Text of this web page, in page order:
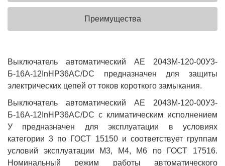
Преимущества
Выключатель автоматический АЕ 2043М-120-00У3-
Б-16А-12InНР36AC/DC предназначен для защиты
электрических цепей от токов короткого замыкания.
Выключатель автоматический АЕ 2043М-120-00У3-
Б-16А-12InНР36AC/DC с климатическим исполнением
У предназначен для эксплуатации в условиях
категории 3 по ГОСТ 15150 и соответствует группам
условий эксплуатации М3, М4, М6 по ГОСТ 17516.
Номинальный режим работы автоматического